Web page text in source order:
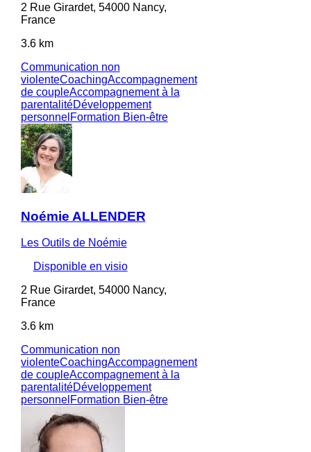
2 Rue Girardet, 54000 Nancy,
France
3.6 km
Communication non
violenteCoachingAccompagnement
de coupleAccompagnement à la
parentalitéDéveloppement
personnel Formation Bien-être
Noémie ALLENDER
Les Outils de Noémie
Disponible en visio
2 Rue Girardet, 54000 Nancy,
France
3.6 km
Communication non
violenteCoachingAccompagnement
de coupleAccompagnement à la
parentalitéDéveloppement
personnel Formation Bien-être